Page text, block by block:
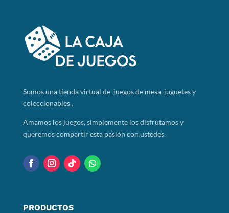
Somosuna tienda virtual de juegos de mesa, juguetes y
coleccionables .
Amamos los juegos, simplemente los disfrutamos y
queremos compartir esta pasión con ustedes.
PRODUCTOS